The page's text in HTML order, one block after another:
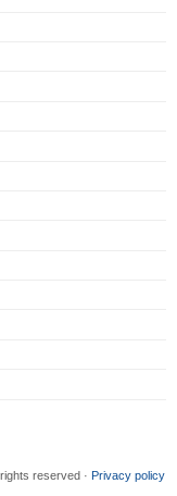
reserved · Privacy policy